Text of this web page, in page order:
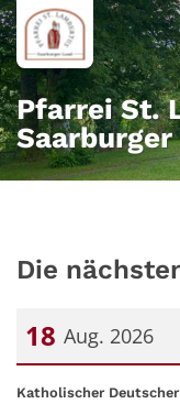
Zum Inhalt
Pfarrei St.
Saarburger
Die
18 Aug. 2026
Datum: 18.
Katholischer